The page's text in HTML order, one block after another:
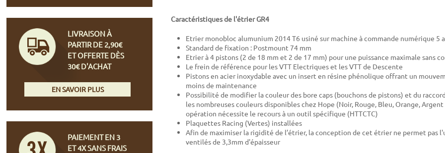
Caractéristiques de l'étrier GR4
Etrier monobloc alumunium 2014 T6 usiné sur machine à commande numérique 5
Standard de fixation : Postmount 74 mm
Etrier à 4 pistons (2 de 18 mm et 2 de 17 mm) pour une puissance maximale sans
Le frein de référence pour les VTT Electriques et les VTT de Descente
Pistons en acier inoxydable avec un insert en résine phénolique offrant un
moins de maintenance
Possibilité de modifier la couleur des bore caps (bouchons de pistons) et du
les nombreuses couleurs disponibles chez Hope (Noir, Rouge, Bleu, Orange,
opération nécessite le recours à un outil spécifique (HTTCTC)
Plaquettes Racing (Vertes) installées
Afin de maximiser la rigidité de l’étrier, la conception de cet étrier ne permet pas
ventilés de 3,3mm d'épaisseur
LIVRAISON À
PARTIR DE 2,90€
ET OFFERTE DÈS
30€ D'ACHAT
EN SAVOIR PLUS
PAIEMENT EN 3
ET 4X SANS FRAIS